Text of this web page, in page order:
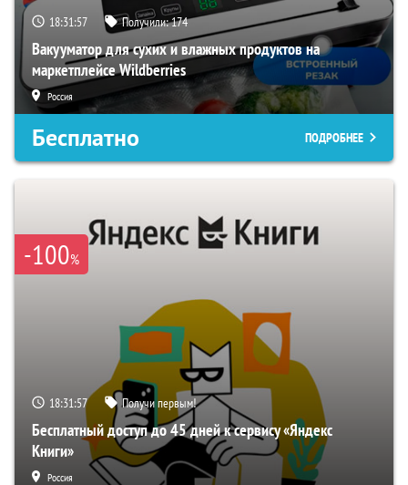
18:31:56 Получили:174
Вакууматор для сухих и влажных продуктов на
маркетплейсе Wildberries
Россия
Бесплатно ПОДРОБНЕЕ
-100%
18:31:56 Получи первым!
Бесплатный доступ до 45 дней к сервису «Яндекс
Книги»
Россия